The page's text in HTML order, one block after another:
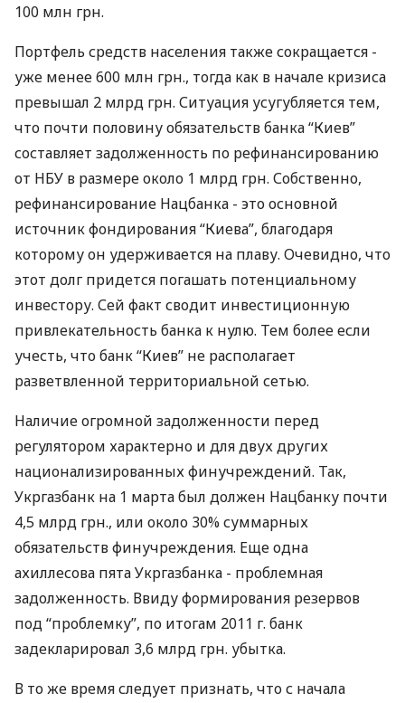
100 млн грн.
Портфель средств населения также сокращается -
уже менее 600 млн грн., тогда как в начале кризиса
превышал 2 млрд грн. Ситуация усугубляется тем,
что почти половину обязательств банка “Киев”
составляет задолженность по рефинансированию
от НБУ в размере около 1 млрд грн. Собственно,
рефинансирование Нацбанка - это основной
источник фондирования “Киева”, благодаря
которому он удерживается на плаву. Очевидно, что
этот долг придется погашать потенциальному
инвестору. Сей факт сводит инвестиционную
привлекательность банка к нулю. Тем более если
учесть, что банк “Киев” не располагает
разветвленной территориальной сетью.
Наличие огромной задолженности перед
регулятором характерно и для двух других
национализированных финучреждений. Так,
Укргазбанк на 1 марта был должен Нацбанку почти
4,5 млрд грн., или около 30% суммарных
обязательств финучреждения. Еще одна
ахиллесова пята Укргазбанка - проблемная
задолженность. Ввиду формирования резервов
под “проблемку”, по итогам 2011 г. банк
задекларировал 3,6 млрд грн. убытка.
В то же время следует признать, что с начала